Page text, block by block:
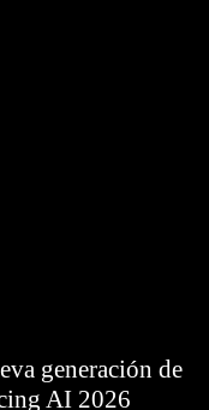
generación de
AI 2026